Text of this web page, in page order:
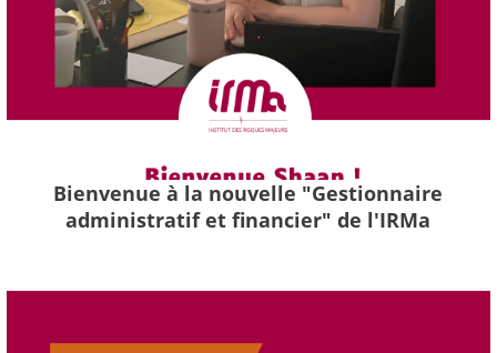
Bienvenue à la nouvelle "Gestionnaire
administratif et financier" de l'IRMa